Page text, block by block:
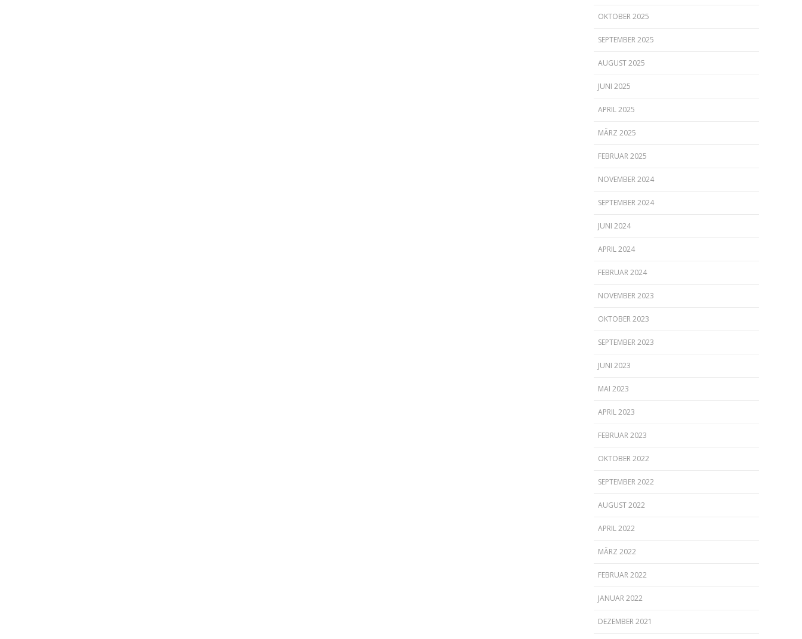
OKTOBER 2025
SEPTEMBER 2025
AUGUST 2025
JUNI 2025
APRIL 2025
MÄRZ 2025
FEBRUAR 2025
NOVEMBER 2024
SEPTEMBER 2024
JUNI 2024
APRIL 2024
FEBRUAR 2024
NOVEMBER 2023
OKTOBER 2023
SEPTEMBER 2023
JUNI 2023
MAI 2023
APRIL 2023
FEBRUAR 2023
OKTOBER 2022
SEPTEMBER 2022
AUGUST 2022
APRIL 2022
MÄRZ 2022
FEBRUAR 2022
JANUAR 2022
DEZEMBER 2021